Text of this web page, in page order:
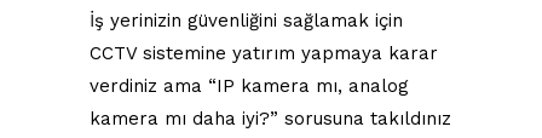
İş yerinizin güvenliğini sağlamak için
CCTV sistemine yatırım yapmaya karar
verdiniz ama “IP kamera mı, analog
kamera mı daha iyi?” sorusuna takıldınız